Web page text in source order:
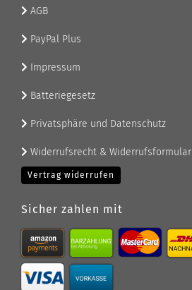
AGB
PayPal Plus
Impressum
Batteriegesetz
Privatsphäre und Datenschutz
Widerrufsrecht & Widerrufsformular
Vertrag widerrufen
Sicher zahlen mit